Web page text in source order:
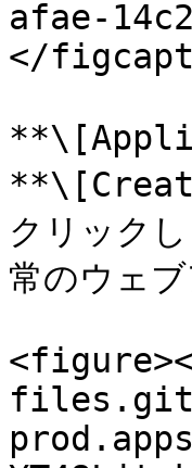
afae-
</
クリッ
常のウェ